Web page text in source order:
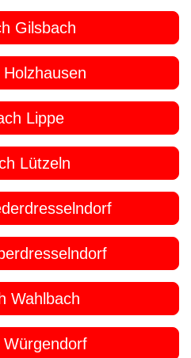
Gilsbach
Lippe
Lützeln
Wahlbach
Würgendorf